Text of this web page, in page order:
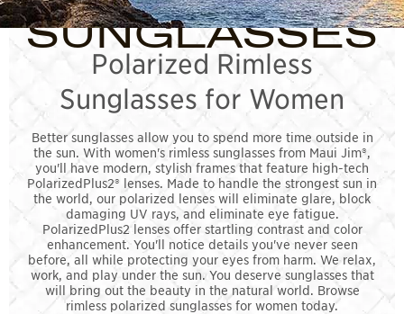
SUNGLASSES
Polarized Rimless
Sunglasses for Women
Better sunglasses allow you to spend more time outside in
the sun. With women's rimless sunglasses from Maui Jim®,
you'll have modern, stylish frames that feature high-tech
PolarizedPlus2® lenses. Made to handle the strongest sun in
the world, our polarized lenses will eliminate glare, block
damaging UV rays, and eliminate eye fatigue.
PolarizedPlus2 lenses offer startling contrast and color
enhancement. You'll notice details you've never seen
before, all while protecting your eyes from harm. We relax,
work, and play under the sun. You deserve sunglasses that
will bring out the beauty in the natural world. Browse
rimless polarized sunglasses for women today.